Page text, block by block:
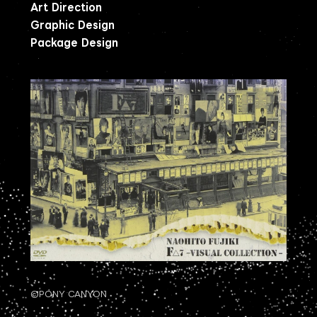
Art Direction
Graphic Design
Package Design
©PONY CANYON